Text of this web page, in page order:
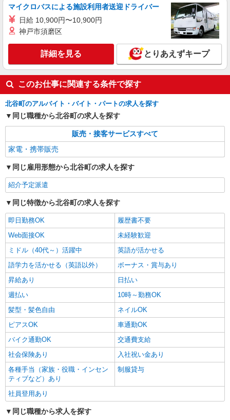
マイクロバスによる施設利用者送迎ドライバー
日給 10,900円〜10,900円
神戸市須磨区
詳細を見る とりあえずキープ
このお仕事に関連する条件で探す
北谷町のアルバイト・バイト・パートの求人を探す
同じ職種から北谷町の求人を探す
販売・接客サービスすべて
家電・携帯販売
同じ雇用形態から北谷町の求人を探す
紹介予定派遣
同じ特徴から北谷町の求人を探す
即日勤務OK
履歴書不要
Web面接OK
未経験歓迎
ミドル（40代～）活躍中
英語が活かせる
語学力を活かせる（英語以外）
ボーナス・賞与あり
昇給あり
日払い
週払い
10時～勤務OK
髪型・髪色自由
ネイルOK
ピアスOK
車通勤OK
バイク通勤OK
交通費支給
社会保険あり
入社祝い金あり
各種手当（家族・役職・インセン
ティブなど）あり
制服貸与
社員登用あり
同じ職種から求人を探す